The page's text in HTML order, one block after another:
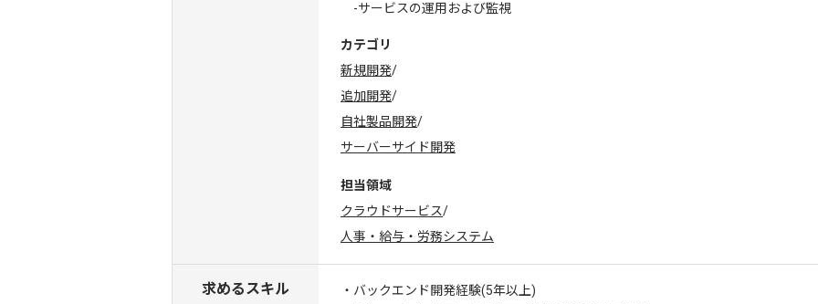
-サービスの運用および監視
カテゴリ
新規開発/
追加開発/
自社製品開発/
サーバーサイド開発
担当領域
クラウドサービス/
人事・給与・労務システム
求めるスキル
・バックエンド開発経験(5年以上)